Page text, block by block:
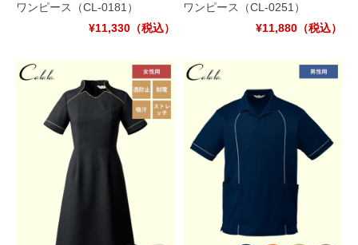
ワンピース
（CL-0181）
¥11,330 （税込）
ワンピース
（CL-0251）
¥11,880 （税込）